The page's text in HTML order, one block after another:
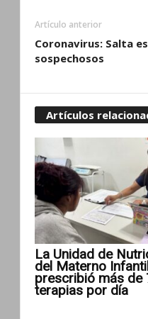
Artículo anterior
Coronavirus: Salta
sospechosos
Artículos
La Unidad de
del Materno
prescribió más de
terapias por día